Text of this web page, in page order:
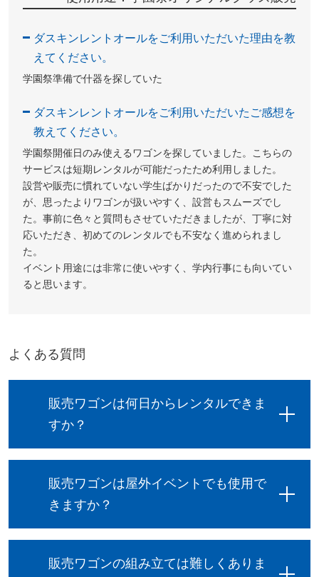
ダスキンレントオールをご利用いただいた理由を教
えてください。
学園祭準備で什器を探していた
ダスキンレントオールをご利用いただいたご感想を
教えてください。
学園祭開催日のみ使えるワゴンを探していました。こちらの
サービスは短期レンタルが可能だったため利用しました。
設営や販売に慣れていない学生ばかりだったので不安でした
が、思ったよりワゴンが扱いやすく、設営もスムーズでし
た。事前に色々と質問もさせていただきましたが、丁寧に対
応いただき、初めてのレンタルでも不安なく進められまし
た。
イベント用途には非常に使いやすく、学内行事にも向いてい
ると思います。
よくある質問
販売ワゴンは何日からレンタルできま
すか？
販売ワゴンは屋外イベントでも使用で
きますか？
販売ワゴンの組み立ては難しくありま